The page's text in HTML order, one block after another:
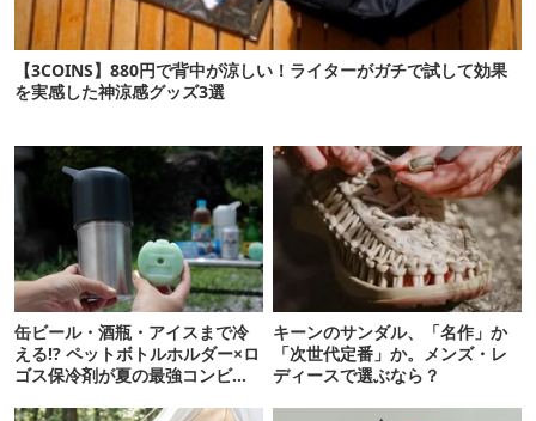
【3COINS】880円で背中が涼しい！ライターがガチで試して効果
を実感した神涼感グッズ3選
缶ビール・酒瓶・アイスまで冷
える!? ペットボトルホルダー×ロ
ゴス保冷剤が夏の最強コンビだ
キーンのサンダル、「名作」か
「次世代定番」か。メンズ・レ
ディースで選ぶなら？